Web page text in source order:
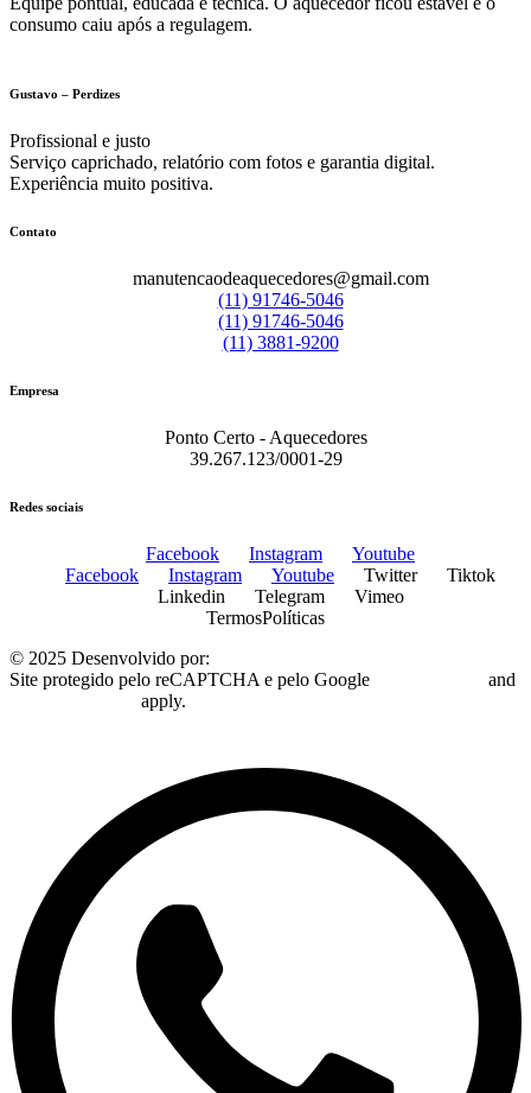
consumo caiu após a regulagem.
Gustavo – Perdizes
Profissional e justo
Serviço caprichado, relatório com fotos e garantia digital.
Experiência muito positiva.
Contato
manutencaodeaquecedores@gmail.com
(11) 91746-5046
(11) 91746-5046
(11) 3881-9200
Empresa
Ponto Certo - Aquecedores
39.267.123/0001-29
Redes sociais
Facebook Instagram
Youtube
Facebook
Instagram Youtube Twitter
Tiktok
Linkedin
Telegram
Vimeo
TermosPolíticas
© 2025 Desenvolvido por:
Site protegido pelo reCAPTCHA e pelo Google
and
apply.